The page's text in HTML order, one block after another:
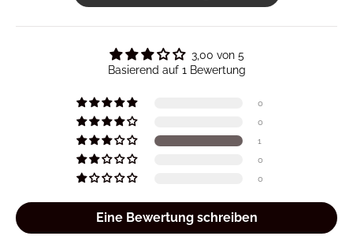
3,00 von 5
Basierend auf 1 Bewertung
0
0
1
0
0
Eine Bewertung schreiben